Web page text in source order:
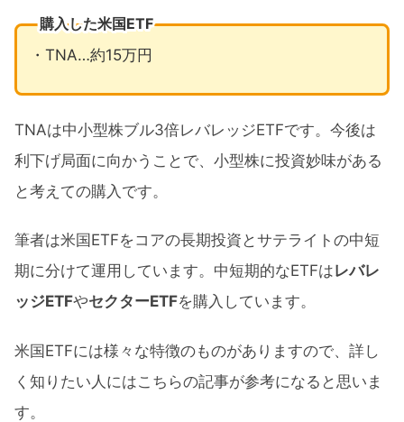
購入した米国ETF
・TNA…約15万円
TNAは中小型株ブル3倍レバレッジETFです。今後は
利下げ局面に向かうことで、小型株に投資妙味がある
と考えての購入です。
筆者は米国ETFをコアの長期投資とサテライトの中短
期に分けて運用しています。中短期的なETFはレバレ
ッジETFやセクターETFを購入しています。
米国ETFには様々な特徴のものがありますので、詳し
く知りたい人にはこちらの記事が参考になると思いま
す。